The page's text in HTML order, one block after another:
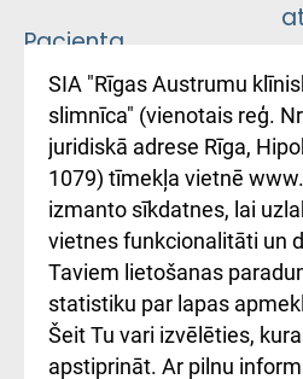
Pacienta
atsauksmju/sūdzību
iesniegšanas
kārtība
Kā pie mums nokļūt
Rēķinu apmaksas
ceļvedis
Rekvizīti un
SIA "Rīgas Austrumu
slimnīca" (vienotais reģ.
juridiskā adrese Rīga,
1079) tīmekļa vietnē
izmanto sīkdatnes, lai
vietnes funkcionalitāti un
Taviem lietošanas
statistiku par lapas
Šeit Tu vari izvēlēties,
apstiprināt. Ar pilnu